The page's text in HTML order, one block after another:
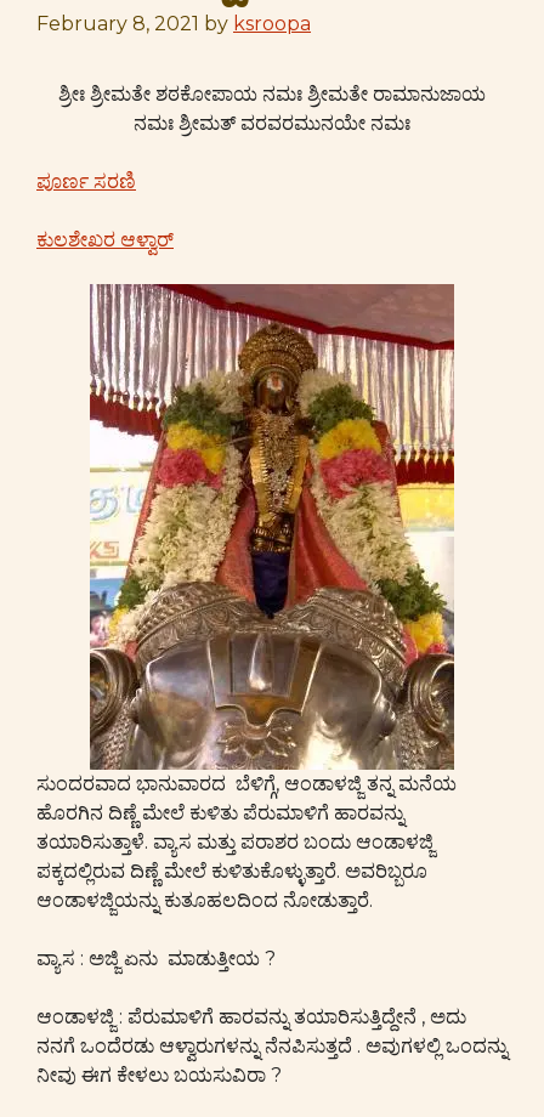
February 8, 2021 by ksroopa
ಶ್ರೀಃ ಶ್ರೀಮತೇ ಶಠಕೋಪಾಯ ನಮಃ ಶ್ರೀಮತೇ ರಾಮಾನುಜಾಯ
ನಮಃ ಶ್ರೀಮತ್ ವರವರಮುನಯೇ ನಮಃ
ಪೂರ್ಣ ಸರಣಿ
ಕುಲಶೇಖರ ಆಳ್ವಾರ್
ಸುಂದರವಾದ ಭಾನುವಾರದ ಬೆಳಿಗ್ಗೆ, ಆಂಡಾಳಜ್ಜಿ ತನ್ನ ಮನೆಯ
ಹೊರಗಿನ ದಿಣ್ಣೆ ಮೇಲೆ ಕುಳಿತು ಪೆರುಮಾಳಿಗೆ ಹಾರವನ್ನು
ತಯಾರಿಸುತ್ತಾಳೆ. ವ್ಯಾಸ ಮತ್ತು ಪರಾಶರ ಬಂದು ಆಂಡಾಳಜ್ಜಿ
ಪಕ್ಕದಲ್ಲಿರುವ ದಿಣ್ಣೆ ಮೇಲೆ ಕುಳಿತುಕೊಳ್ಳುತ್ತಾರೆ. ಅವರಿಬ್ಬರೂ
ಆಂಡಾಳಜ್ಜಿಯನ್ನು ಕುತೂಹಲದಿಂದ ನೋಡುತ್ತಾರೆ.
ವ್ಯಾಸ : ಅಜ್ಜಿ ಏನು ಮಾಡುತ್ತೀಯ ?
ಆಂಡಾಳಜ್ಜಿ : ಪೆರುಮಾಳಿಗೆ ಹಾರವನ್ನು ತಯಾರಿಸುತ್ತಿದ್ದೇನೆ , ಅದು
ನನಗೆ ಒಂದೆರಡು ಆಳ್ವಾರುಗಳನ್ನು ನೆನಪಿಸುತ್ತದೆ . ಅವುಗಳಲ್ಲಿ ಒಂದನ್ನು
ನೀವು ಈಗ ಕೇಳಲು ಬಯಸುವಿರಾ ?